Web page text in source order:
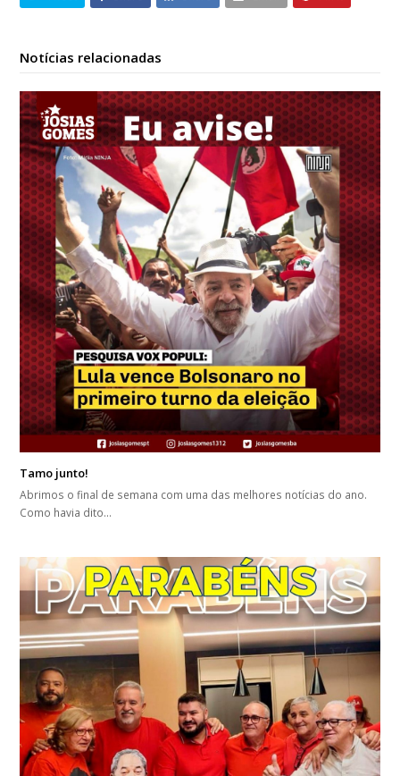
Notícias relacionadas
Tamo junto!
Abrimos o final de semana com uma das melhores notícias do ano.
Como havia dito…